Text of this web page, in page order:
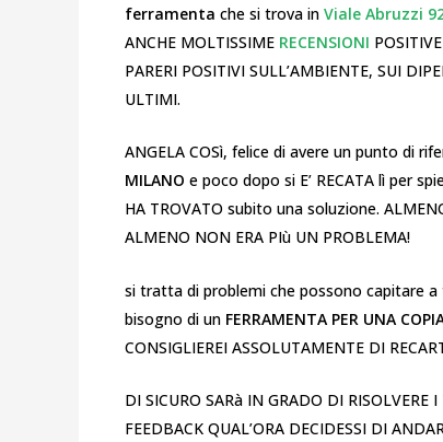
ferramenta che si trova in Viale Abruzzi
ANCHE MOLTISSIME RECENSIONI
PARERI POSITIVI SULL’AMBIENTE, SUI
ULTIMI.
ANGELA COSì, felice di avere un punto di
MILANO e poco dopo si E’ RECATA lì per
HA TROVATO subito una soluzione.
ALMENO NON ERA PIù UN PROBLEMA!
si tratta di problemi che possono capitare a
bisogno di un FERRAMENTA PER UNA
CONSIGLIEREI ASSOLUTAMENTE DI
DI SICURO SARà IN GRADO DI
FEEDBACK QUAL’ORA DECIDESSI DI